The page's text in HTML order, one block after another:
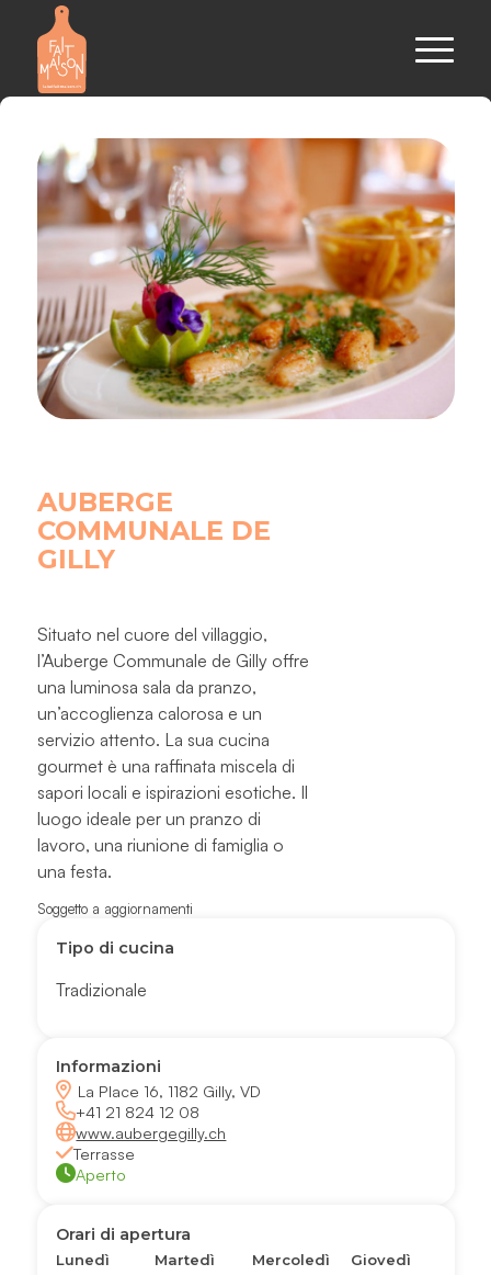
AUBERGE
COMMUNALE DE
GILLY
Situato nel cuore del villaggio,
l’Auberge Communale de Gilly offre
una luminosa sala da pranzo,
un’accoglienza calorosa e un
servizio attento. La sua cucina
gourmet è una raffinata miscela di
sapori locali e ispirazioni esotiche. Il
luogo ideale per un pranzo di
lavoro, una riunione di famiglia o
una festa.
Soggetto a aggiornamenti
Tipo di cucina
Tradizionale
Informazioni
La Place 16, 1182 Gilly, VD
+41 21 824 12 08
www.aubergegilly.ch
Terrasse
Aperto
Orari di apertura
Lunedì Martedì Mercoledì Giovedì